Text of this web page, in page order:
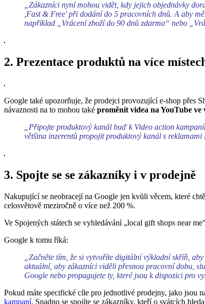
„Zákazníci nyní mohou vidět, kdy jejich objednávky
,Fast & Free' při dodání do 5 pracovních dnů. A aby
například „Vrácení zboží do 90 dnů zdarma“ nebo
2. Prezentace produktů na více
Google také upozorňuje, že prodejci provozující e-shop přes
návaznosti na to mohou také proměnit videa na YouTube
„Připojte produktový kanál buď k Video action
většina inzerentů propojit produktový kanál s
3. Spojte se se zákazníky i v prodejně
Nakupující se neobracejí na Google jen kvůli věcem, které
celosvětově meziročně o více než 200 %.
Ve Spojených státech se vyhledávání „local gift shops near
Google k tomu říká:
„Začněte tím, že si vytvoříte digitální výkladní skříň,
aktuální, aby zákazníci viděli přesnou pracovní dobu,
Google nebo propagujete ty, které jsou k dispozici pro
Pokud máte specifické cíle pro jednotlivé prodejny, jako jsou
kampaní. Snadno se spojíte se zákazníky, kteří o svátcích